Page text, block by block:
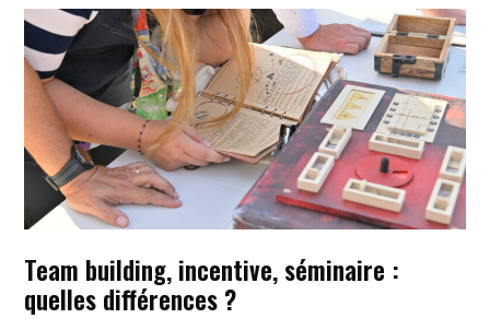
Team building, incentive, séminaire :
quelles différences ?